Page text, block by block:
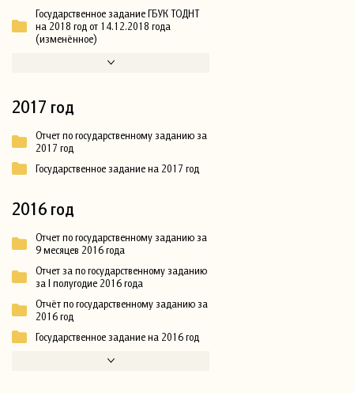
Государственное задание ГБУК ТОДНТ
на 2018 год от 14.12.2018 года
(изменённое)
2017 год
Отчет по государственному заданию за
2017 год
Государственное задание на 2017 год
2016 год
Отчет по государственному заданию за
9 месяцев 2016 года
Отчет за по государственному заданию
за I полугодие 2016 года
Отчёт по государственному заданию за
2016 год
Государственное задание на 2016 год